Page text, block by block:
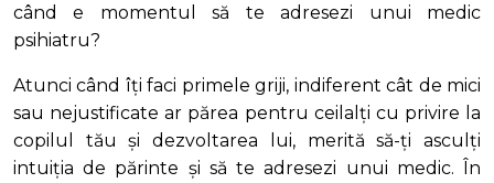
când e momentul să te adresezi unui medic
psihiatru?
Atunci când îți faci primele griji, indiferent cât de mici
sau nejustificate ar părea pentru ceilalți cu privire la
copilul tău și dezvoltarea lui, merită să-ți asculți
intuiția de părinte și să te adresezi unui medic. În